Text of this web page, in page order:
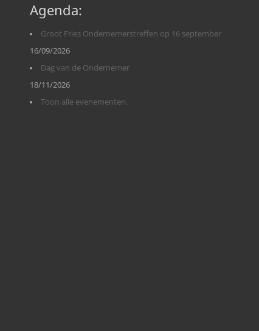
Agenda:
Groot Fries Ondernemerstreffen op 16 september
16/09/2026
Dag van de Ondernemer
18/11/2026
Toon alle evenementen.